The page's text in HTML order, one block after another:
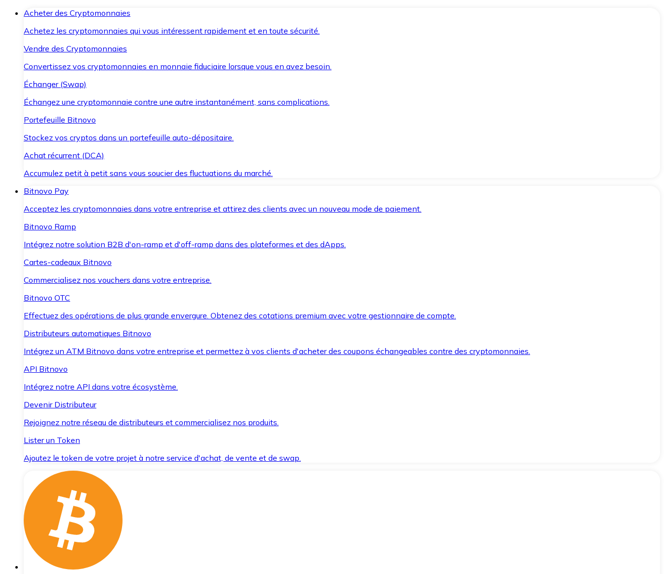
Acheter des Cryptomonnaies
Achetez les cryptomonnaies qui vous intéressent rapidement et en toute sécurité.
Vendre des Cryptomonnaies
Convertissez vos cryptomonnaies en monnaie fiduciaire lorsque vous en avez besoin.
Échanger (Swap)
Échangez une cryptomonnaie contre une autre instantanément, sans complications.
Portefeuille Bitnovo
Stockez vos cryptos dans un portefeuille auto-dépositaire.
Achat récurrent (DCA)
Accumulez petit à petit sans vous soucier des fluctuations du marché.
Bitnovo Pay
Acceptez les cryptomonnaies dans votre entreprise et attirez des clients avec un nouveau mode de paiement.
Bitnovo Ramp
Intégrez notre solution B2B d'on-ramp et d'off-ramp dans des plateformes et des dApps.
Cartes-cadeaux Bitnovo
Commercialisez nos vouchers dans votre entreprise.
Bitnovo OTC
Effectuez des opérations de plus grande envergure. Obtenez des cotations premium avec votre gestionnaire de compte.
Distributeurs automatiques Bitnovo
Intégrez un ATM Bitnovo dans votre entreprise et permettez à vos clients d'acheter des coupons échangeables contre des cryptomonnaies.
API Bitnovo
Intégrez notre API dans votre écosystème.
Devenir Distributeur
Rejoignez notre réseau de distributeurs et commercialisez nos produits.
Lister un Token
Ajoutez le token de votre projet à notre service d'achat, de vente et de swap.